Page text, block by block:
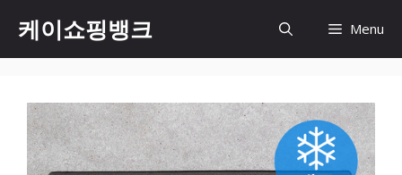
content
케이쇼핑뱅크 Menu